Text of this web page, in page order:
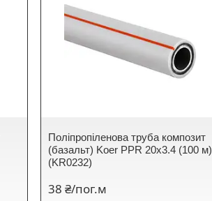
Поліпропіленова труба композит
(базальт) Koer PPR 20x3.4 (100 м)
(KR0232)
38 ₴/пог.м